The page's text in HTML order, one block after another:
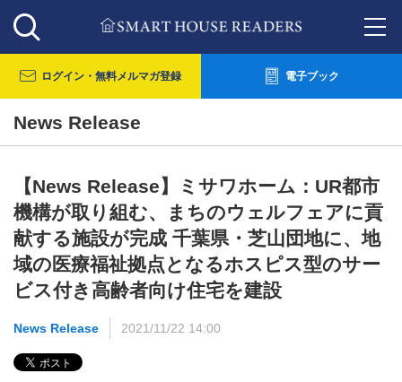
ログイン・ 無料メルマガ登録 電子ブック
News Release
【News Release】ミサワホーム：UR都市
機構が取り組む、まちのウェルフェアに貢
献する施設が完成 千葉県・芝山団地に、地
域の医療福祉拠点となるホスピス型のサー
ビス付き高齢者向け住宅を建設
News Release 2021/11/22 14:00